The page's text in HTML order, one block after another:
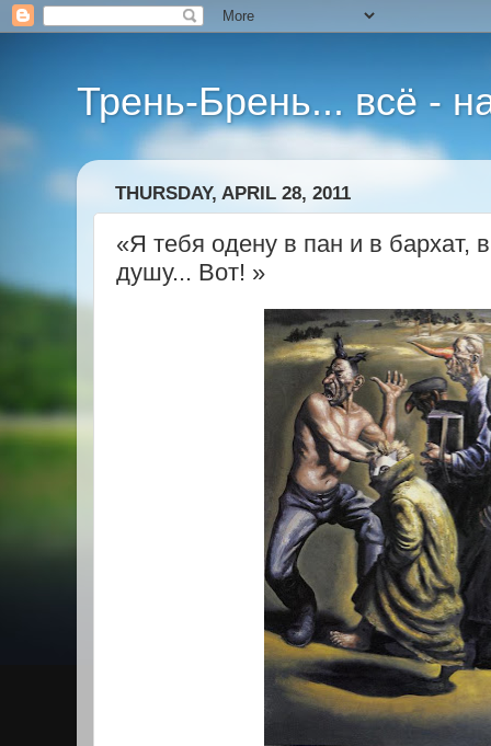
Трень-Брень... всё -
THURSDAY, APRIL 28, 2011
«Я тебя одену в пан и в бархат,
душу... Вот! »